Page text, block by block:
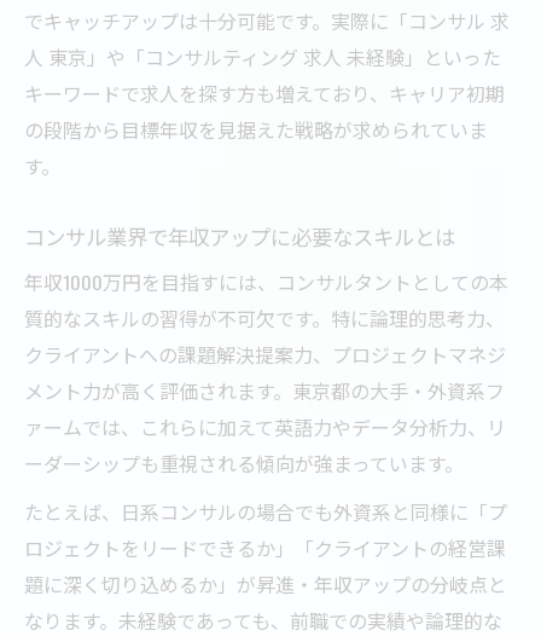
でキャッチアップは十分可能です。実際に「コンサル 求
人 東京」や「コンサルティング 求人 未経験」といった
キーワードで求人を探す方も増えており、キャリア初期
の段階から目標年収を見据えた戦略が求められていま
す。
コンサル業界で年収アップに必要なスキルとは
年収1000万円を目指すには、コンサルタントとしての本
質的なスキルの習得が不可欠です。特に論理的思考力、
クライアントへの課題解決提案力、プロジェクトマネジ
メント力が高く評価されます。東京都の大手・外資系フ
ァームでは、これらに加えて英語力やデータ分析力、リ
ーダーシップも重視される傾向が強まっています。
たとえば、日系コンサルの場合でも外資系と同様に「プ
ロジェクトをリードできるか」「クライアントの経営課
題に深く切り込めるか」が昇進・年収アップの分岐点と
なります。未経験であっても、前職での実績や論理的な